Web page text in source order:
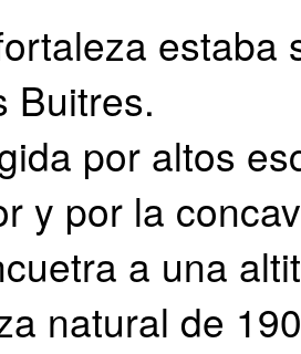
estaba
Buitres.
por altos
y por la
a una
natural de